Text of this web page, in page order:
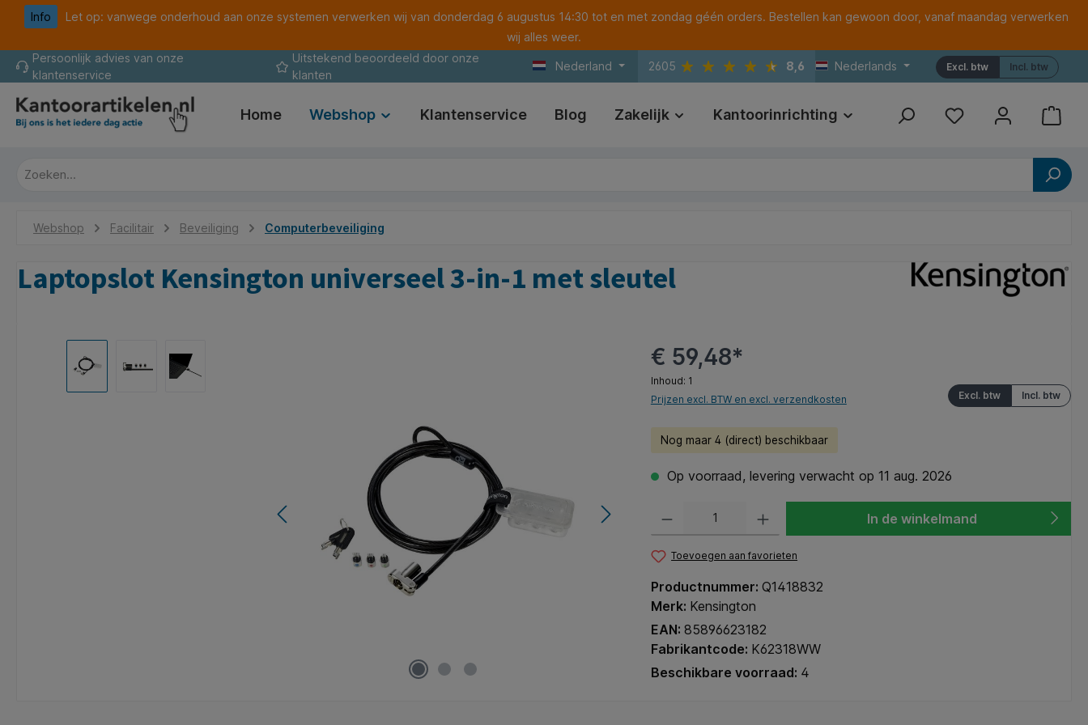
Ga naar de hoofdnavigatie
Info
Let op: vanwege onderhoud aan onze systemen verwerken wij van donderdag 6 augustus 14:30 tot en met zondag géén orders. Bestellen kan gewoon door, vanaf maandag verwerken
wij alles weer.
Persoonlijk advies van onze
klantenservice
Uitstekend beoordeeld door onze
klanten
Nederland 2605 8,6 Nederlands Incl. btw
Excl. btw
Home Webshop Klantenservice Blog Zakelijk Kantoorinrichting Print Referenties
Webshop Facilitair Beveiliging Computerbeveiliging
Laptopslot Kensington universeel 3-in-1 met sleutel
€ 59,48*
Inhoud: 1
Incl. btw
Excl. btw
Prijzen excl. BTW en excl. verzendkosten
Nog maar 4 (direct) beschikbaar
Op voorraad, levering verwacht op 11 aug. 2026
In de winkelmand
Toevoegen aan favorieten
Productnummer: Q1418832
Merk: Kensington
EAN: 85896623182
Fabrikantcode: K62318WW
Beschikbare voorraad: 4